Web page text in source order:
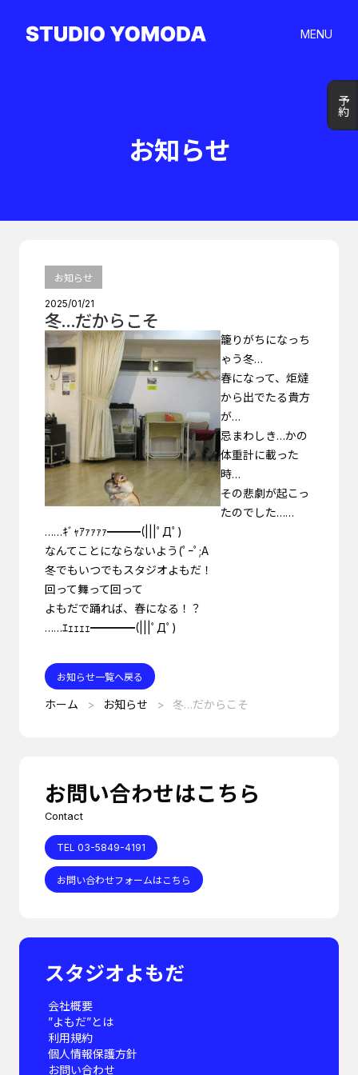
MENU
予約
予約
お知らせ
お知らせ
2025/01/21
冬…だからこそ
籠りがちになっち
ゃう冬…
春になって、炬燵
から出でたる貴方
が…
忌まわしき…かの
体重計に載った
時…
その悲劇が起こっ
たのでした……
……ｷﾞｬｱｧｧｧｧ━━━(|||ﾟДﾟ)
なんてことにならないよう(ﾟｰﾟ;A
冬でもいつでもスタジオよもだ！
回って舞って回って
よもだで踊れば、春になる！？
……ｴｪｪｪｪ━━━━(|||ﾟДﾟ)
お知らせ一覧へ戻る
ホーム お知らせ 冬…だからこそ
お問い合わせはこちら
Contact
TEL 03-5849-4191
お問い合わせフォームはこちら
スタジオよもだ
会社概要
”よもだ”とは
利用規約
個人情報保護方針
お問い合わせ